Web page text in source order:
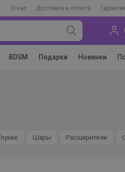
О нас Доставка и оплата
BDSM Подарки Новинки
Глухие Шары Расширители